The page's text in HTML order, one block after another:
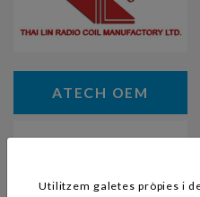
ATECH OEM
Utilitzem galetes pròpies i